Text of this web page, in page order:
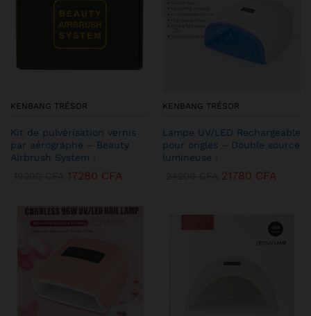
KENBANG TRÉSOR
Kit de pulvérisation vernis
par aérographe – Beauty
Airbrush System :
17280 CFA
KENBANG TRÉSOR
Lampe UV/LED Rechargeable
pour ongles – Double source
lumineuse :
21780 CFA